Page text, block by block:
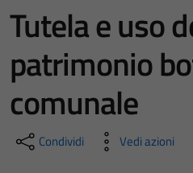
Tutela e uso
patrimonio
comunale
Condividi Vedi azioni